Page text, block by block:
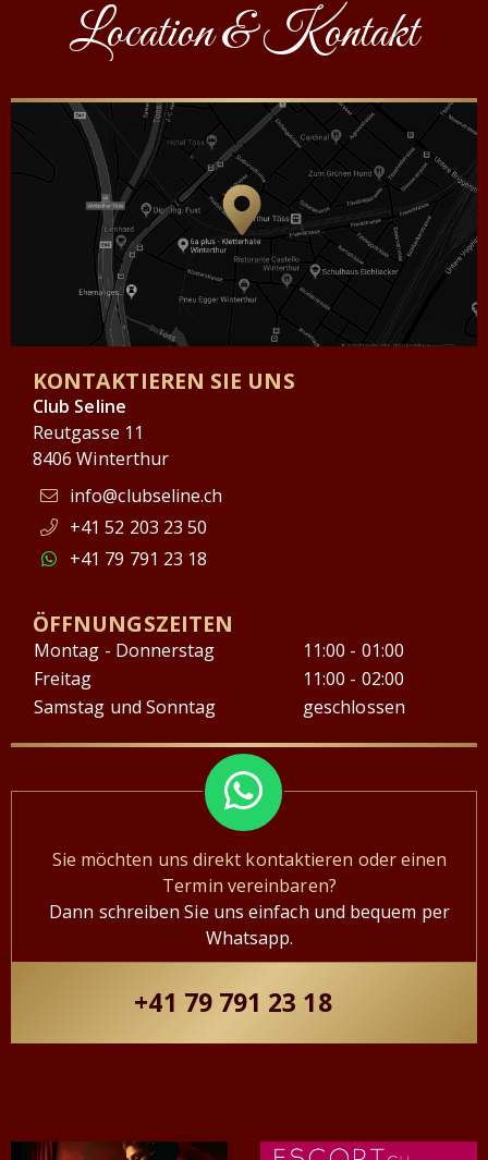
Location & Kontakt
KONTAKTIEREN SIE UNS
Club Seline
Reutgasse 11
8406 Winterthur
info@clubseline.ch
+41 52 203 23 50
+41 79 791 23 18
ÖFFNUNGSZEITEN
Montag - Donnerstag
11:00 - 01:00
Freitag
11:00 - 02:00
Samstag und Sonntag
geschlossen
Sie möchten uns direkt kontaktieren oder einen
Termin vereinbaren?
Dann schreiben Sie uns einfach und bequem per
Whatsapp.
+41 79 791 23 18